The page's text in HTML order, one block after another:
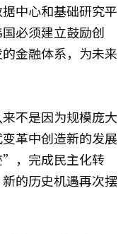
中心和基础研究平
必须建立鼓励创
金融体系，为未来
不是因为规模庞大
革中创造新的发展
，完成民主化转
的历史机遇再次摆